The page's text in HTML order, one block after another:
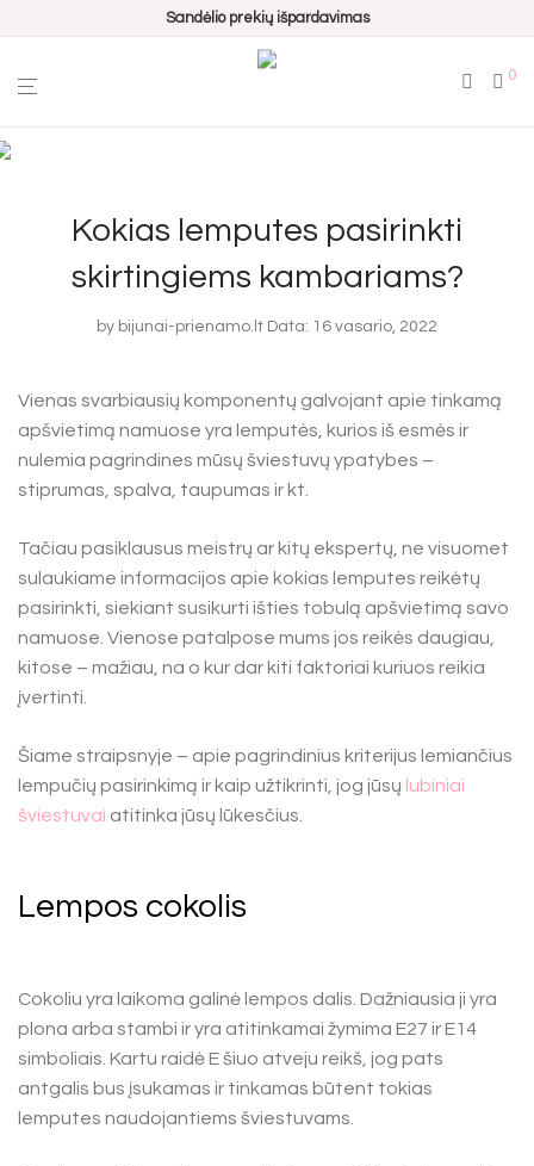
Sandėlio prekių išpardavimas
0
Kokias lemputes pasirinkti
skirtingiems kambariams?
by bijunai-prienamo.lt Data: 16 vasario, 2022
Vienas svarbiausių komponentų galvojant apie tinkamą
apšvietimą namuose yra lemputės, kurios iš esmės ir
nulemia pagrindines mūsų šviestuvų ypatybes –
stiprumas, spalva, taupumas ir kt.
Tačiau pasiklausus meistrų ar kitų ekspertų, ne visuomet
sulaukiame informacijos apie kokias lemputes reikėtų
pasirinkti, siekiant susikurti išties tobulą apšvietimą savo
namuose. Vienose patalpose mums jos reikės daugiau,
kitose – mažiau, na o kur dar kiti faktoriai kuriuos reikia
įvertinti.
Šiame straipsnyje – apie pagrindinius kriterijus lemiančius
lempučių pasirinkimą ir kaip užtikrinti, jog jūsų lubiniai
šviestuvai atitinka jūsų lūkesčius.
Lempos cokolis
Cokoliu yra laikoma galinė lempos dalis. Dažniausia ji yra
plona arba stambi ir yra atitinkamai žymima E27 ir E14
simboliais. Kartu raidė E šiuo atveju reikš, jog pats
antgalis bus įsukamas ir tinkamas būtent tokias
lemputes naudojantiems šviestuvams.